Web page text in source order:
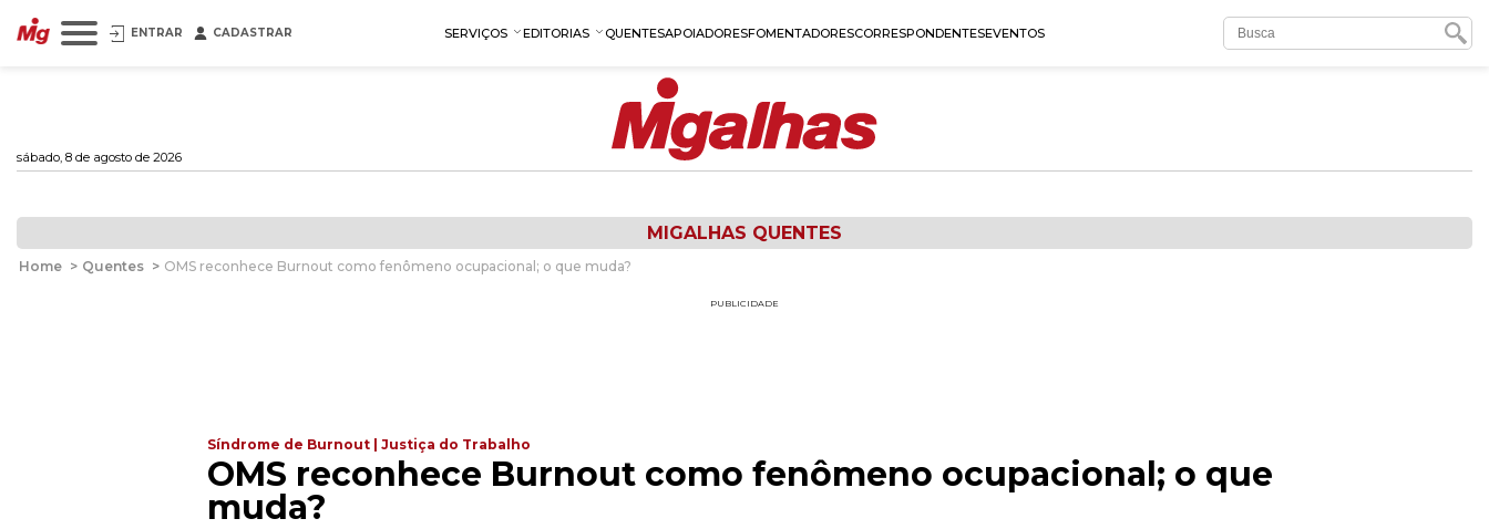
ENTRAR CADASTRAR SERVIÇOS EDITORIAS QUENTESAPOIADORESFOMENTADORESCORRESPONDENTESEVENTOS
sábado, 8 de agosto de 2026
MIGALHAS QUENTES
Home > Quentes > OMS reconhece Burnout como fenômeno ocupacional; o que muda?
PUBLICIDADE
Síndrome de Burnout | Justiça do Trabalho
OMS reconhece Burnout como fenômeno ocupacional; o que
muda?